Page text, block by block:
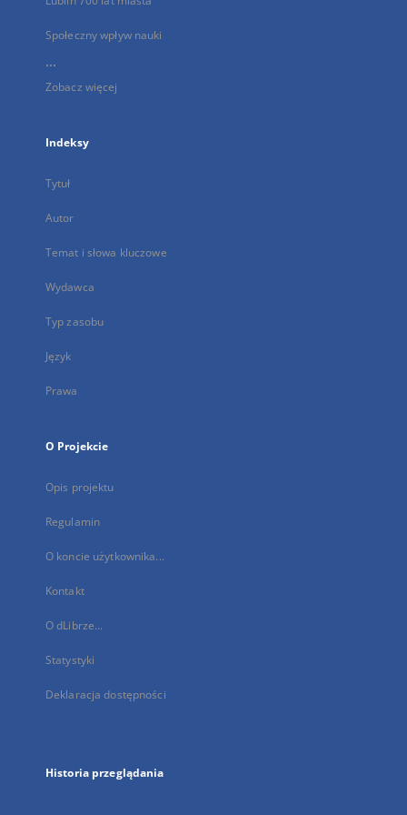
Społeczny wpływ nauki
...
Zobacz więcej
Indeksy
Tytuł
Autor
Temat i słowa kluczowe
Wydawca
Typ zasobu
Język
Prawa
O Projekcie
Opis projektu
Regulamin
O koncie użytkownika...
Kontakt
O dLibrze...
Statystyki
Deklaracja dostępności
Historia przeglądania